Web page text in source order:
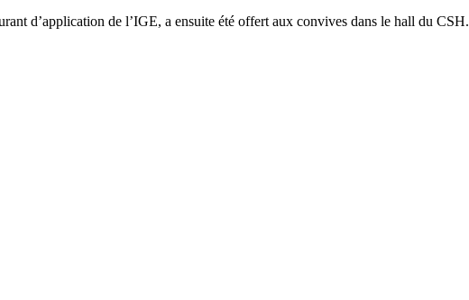
d’application de l’IGE, a ensuite été offert aux convives dans le hall du CSH.